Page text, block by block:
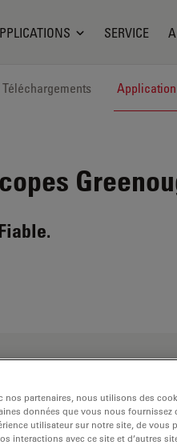
SERVICE
Téléchargements Application
nos partenaires, nous utilisons des
données que vous nous fournissez
utilisateur sur notre site, de
interactions avec ce site et d’autres